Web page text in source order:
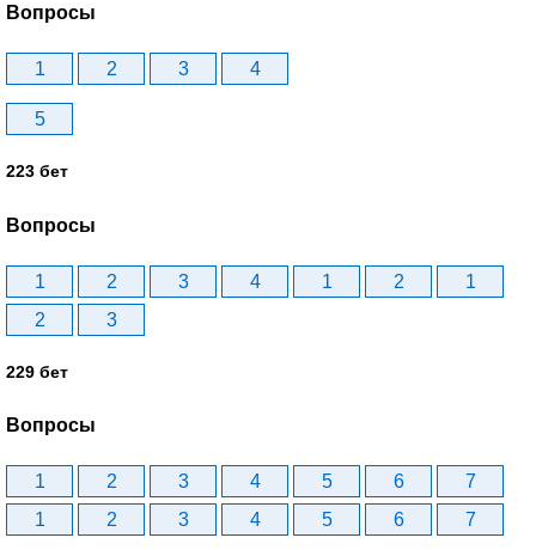
Вопросы
1 2 3 4
5
223 бет
Вопросы
1 2 3 4 1 2
1
2
3
229 бет
Вопросы
1 2 3 4 5 6
7
1
2 3 4 5 6 7